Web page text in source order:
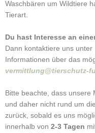
Waschbären um Wildtiere
Tierart.
Du hast Interesse an
Dann kontaktiere uns unter
Informationen über das
vermittlung@tierschutz-
Bitte beachte, dass unsere
und daher nicht rund um
zurück, sobald es uns
innerhalb von 2-3 Tagen